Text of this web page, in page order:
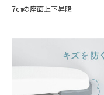
7㎝の座面上下昇降